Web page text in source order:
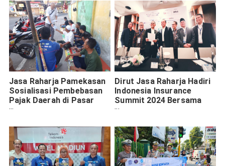
Jasa Raharja Pamekasan
Sosialisasi Pembebasan
Pajak Daerah di Pasar
Motor Bekas
Dirut Jasa Raharja Hadiri
Indonesia Insurance
Summit 2024 Bersama
Para Ahli dan Profesional